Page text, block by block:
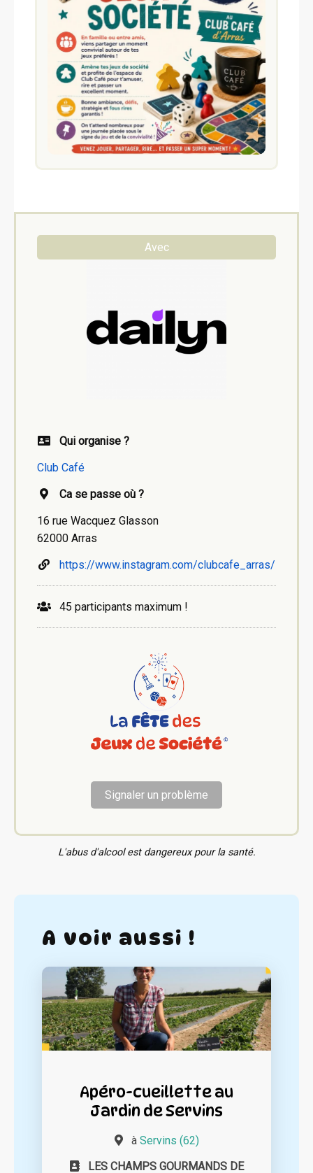
Avec
Qui organise ?
Club Café
Ca se passe où ?
16 rue Wacquez Glasson
62000 Arras
https://www.instagram.com/clubcafe_arras/
45 participants maximum !
Signaler un problème
L'abus d'alcool est dangereux pour la santé.
A voir aussi !
Apéro-cueillette au
Jardin de Servins
à Servins (62)
LES CHAMPS GOURMANDS DE